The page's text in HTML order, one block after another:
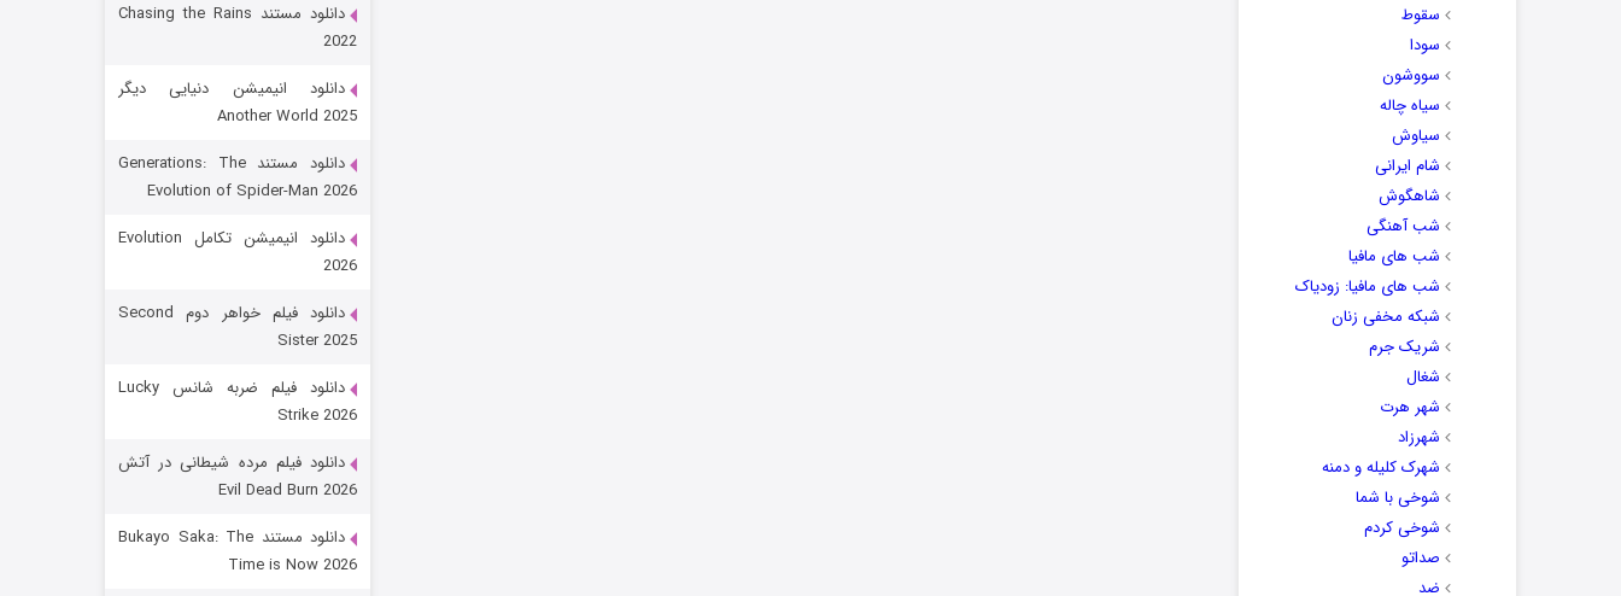
سقوط
سودا
سووشون
سیاه چاله
سیاوش
شام ایرانی
شاهگوش
شب آهنگی
شب های مافیا
شب های مافیا: زودیاک
شبکه مخفی زنان
شریک جرم
شغال
شهر هرت
شهرزاد
شهرک کلیله و دمنه
شوخی با شما
شوخی کردم
صداتو
ضد
قسمت
رویایی برای تو
قسمت
دانلود مستند Chasing the Rains
2022
دانلود انیمیشن دنیایی دیگر
Another World 2025
دانلود مستند Generations: The
Evolution of Spider-Man 2026
دانلود انیمیشن تکامل Evolution
2026
دانلود فیلم خواهر دوم Second
Sister 2025
دانلود فیلم ضربه شانس Lucky
Strike 2026
دانلود فیلم مرده شیطانی در آتش
Evil Dead Burn 2026
دانلود مستند Bukayo Saka: The
Time is Now 2026